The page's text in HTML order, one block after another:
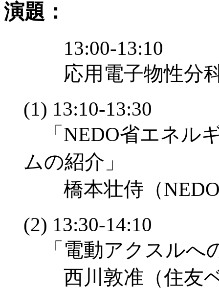
演題：
13:00-13:10
応用電子物性分科
(1) 13:10-13:30
「NEDO省エネル
ムの紹介」
橋本壮侍（
(2) 13:30-14:10
「電動アクスルへ
西川敦准（住友